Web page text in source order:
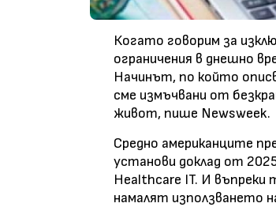
Когато говорим за
ограничения в днешно
Начинът, по който
сме измъчвани от
живот, пише Newsweek.
Средно американците
установи доклад от
Healthcare IT. И въпреки
намалят използването